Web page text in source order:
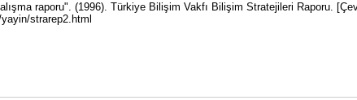
raporu". (1996). Türkiye Bilişim Vakfı Bilişim Stratejileri Raporu.
strarep2.html